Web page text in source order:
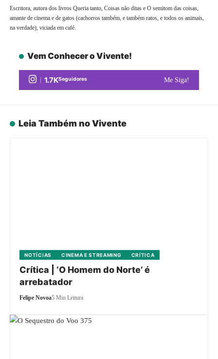
Escritora, autora dos livros Queria tanto, Coisas não ditas e O semitom das coisas,
amante de cinema e de gatos (cachorros também, e também ratos, e todos os animais,
na verdade), viciada em café.
Vem Conhecer o Vivente!
1.7KSeguidores Me Siga!
Leia Também no Vivente
NOTÍCIAS CINEMA E STREAMING CRÍTICA
Crítica | ‘O Homem do Norte’ é
arrebatador
Felipe Novoa5 Min Leitura